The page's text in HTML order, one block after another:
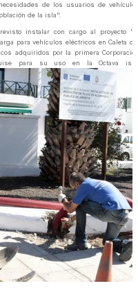
de los usuarios de
de la isla".
instalar con cargo al proyecto
para vehículos eléctricos en Caleta
adquiridos por la primera
para su uso en la Octava